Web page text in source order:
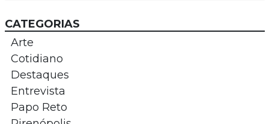
CATEGORIAS
Arte
Cotidiano
Destaques
Entrevista
Papo Reto